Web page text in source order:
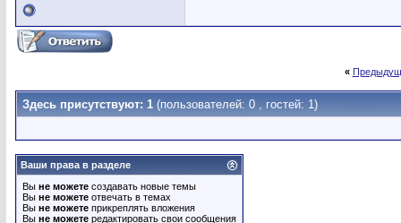
«
Здесь присутствуют: 1 (пользователей: 0 , гостей: 1)
Ваши права в разделе
Вы не можете создавать новые темы
Вы не можете отвечать в темах
Вы не можете прикреплять вложения
Вы не можете редактировать свои сообщения